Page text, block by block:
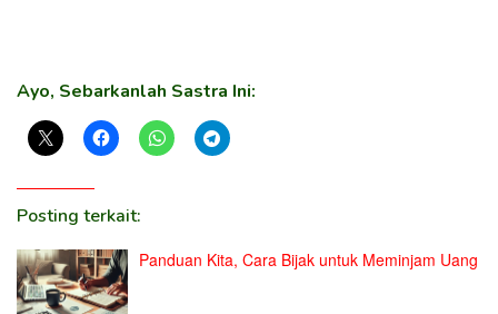
Ayo, Sebarkanlah Sastra Ini:
Posting terkait:
Panduan Kita, Cara Bijak untuk Meminjam Uang